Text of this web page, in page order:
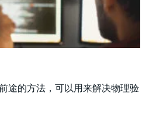
途的方法，可以用来解决物理验